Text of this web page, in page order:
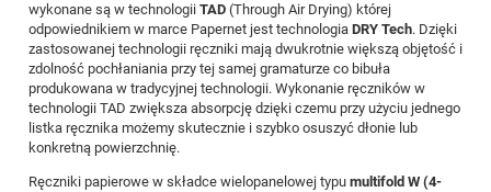
wykonane są w technologii TAD (Through Air Drying) której
odpowiednikiem w marce Papernet jest technologia DRY Tech. Dzięki
zastosowanej technologii ręczniki mają dwukrotnie większą objętość i
zdolność pochłaniania przy tej samej gramaturze co bibuła
produkowana w tradycyjnej technologii. Wykonanie ręczników w
technologii TAD zwiększa absorpcję dzięki czemu przy użyciu jednego
listka ręcznika możemy skutecznie i szybko osuszyć dłonie lub
konkretną powierzchnię.
Ręczniki papierowe w składce wielopanelowej typu multifold W (4-